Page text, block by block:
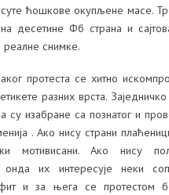
ћошкове окупљене масе.
десетине Фб страна и
снимке.
протеста се хитно
разних врста.
су изабране са познатог и
. Ако нису страни
мотивисани. Ако нису
онда их интересује неки
и за њега се протестом